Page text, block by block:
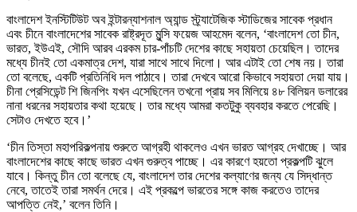
বাংলাদেশ ইনস্টিটিউট অব ইন্টারন্যাশনাল অ্যান্ড স্ট্র্যাটেজিক স্টাডিজের সাবেক প্রধান
এবং চীনে বাংলাদেশের সাবেক রাষ্ট্রদূত মুন্সি ফয়েজ আহমেদ বলেন, ‘বাংলাদেশ তো চীন,
ভারত, ইউএই, সৌদি আরব এরকম চার-পাঁচটি দেশের কাছে সহায়তা চেয়েছিল। তাদের
মধ্যে চীনই তো একমাত্র দেশ, যারা সাথে সাথে দিলো। আর এটাই তো শেষ নয়। তারা
তো বলেছে, একটি প্রতিনিধি দল পাঠাবে। তারা দেখবে আরো কিভাবে সহায়তা দেয়া যায়।
চীনা প্রেসিডেন্ট শি জিনপিং যখন এসেছিলেন তখনো প্রায় সব মিলিয়ে ৪৮ বিলিয়ন ডলারের
নানা ধরনের সহায়তার কথা হয়েছে। তার মধ্যে আমরা কতটুকু ব্যবহার করতে পেরেছি।
সেটাও দেখতে হবে।’
‘চীন তিস্তা মহাপরিকল্পনায় শুরুতে আগ্রহী থাকলেও এখন ভারত আগ্রহ দেখাচ্ছে। আর
বাংলাদেশের কাছে কাছে ভারত এখন গুরুত্ব পাচ্ছে। এর কারণে হয়তো প্রকল্পটি ঝুলে
যাবে। কিন্তু চীন তো বলেছে যে, বাংলাদেশ তার দেশের কল্যাণের জন্য যে সিদ্ধান্ত
নেবে, তাতেই তারা সমর্থন দেরে। এই প্রকল্পে ভারতের সঙ্গে কাজ করতেও তাদের
আপত্তি নেই,’ বলেন তিনি।